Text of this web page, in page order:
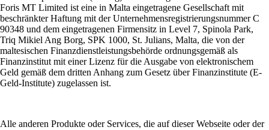
Foris MT Limited ist eine in Malta eingetragene Gesellschaft mit
beschränkter Haftung mit der Unternehmensregistrierungsnummer C
90348 und dem eingetragenen Firmensitz in Level 7, Spinola Park,
Triq Mikiel Ang Borg, SPK 1000, St. Julians, Malta, die von der
maltesischen Finanzdienstleistungsbehörde ordnungsgemäß als
Finanzinstitut mit einer Lizenz für die Ausgabe von elektronischem
Geld gemäß dem dritten Anhang zum Gesetz über Finanzinstitute (E-
Geld-Institute) zugelassen ist.
Alle anderen Produkte oder Services, die auf dieser Webseite oder der